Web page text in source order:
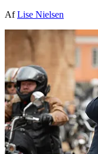
AfLise Nielsen